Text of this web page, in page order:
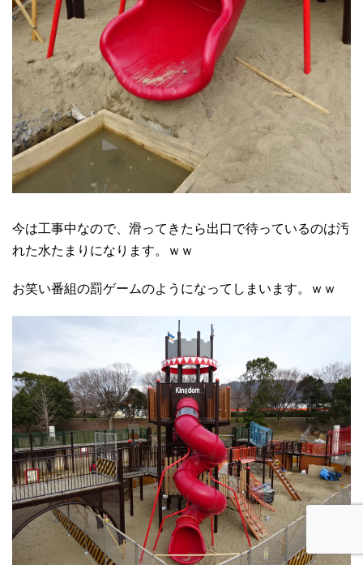
今は工事中なので、滑ってきたら出口で待っているのは汚
れた水たまりになります。ｗｗ
お笑い番組の罰ゲームのようになってしまいます。ｗｗ